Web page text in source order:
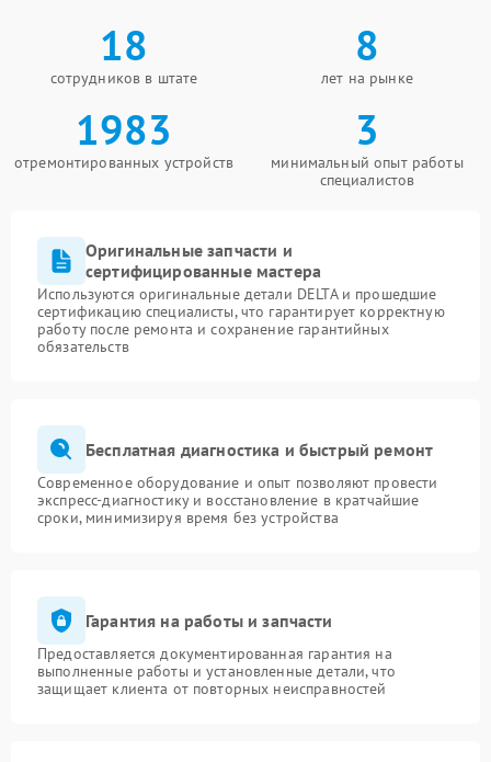
18
сотрудников в штате
8
лет на рынке
1983
отремонтированных устройств
3
минимальный опыт работы
специалистов
Оригинальные запчасти и
сертифицированные мастера
Используются оригинальные детали DELTA и прошедшие
сертификацию специалисты, что гарантирует корректную
работу после ремонта и сохранение гарантийных
обязательств
Бесплатная диагностика и быстрый ремонт
Современное оборудование и опыт позволяют провести
экспресс-диагностику и восстановление в кратчайшие
сроки, минимизируя время без устройства
Гарантия на работы и запчасти
Предоставляется документированная гарантия на
выполненные работы и установленные детали, что
защищает клиента от повторных неисправностей